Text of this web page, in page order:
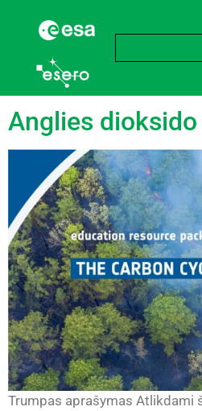
Žyma:
Anglies
Trumpas aprašymas Atlikdami